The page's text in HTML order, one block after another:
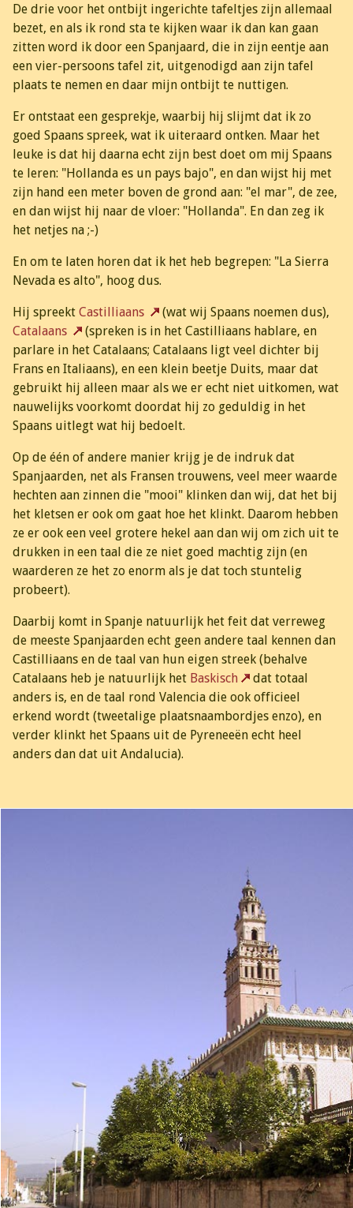
De drie voor het ontbijt ingerichte tafeltjes zijn allemaal
bezet, en als ik rond sta te kijken waar ik dan kan gaan
zitten word ik door een Spanjaard, die in zijn eentje aan
een vier-persoons tafel zit, uitgenodigd aan zijn tafel
plaats te nemen en daar mijn ontbijt te nuttigen.
Er ontstaat een gesprekje, waarbij hij slijmt dat ik zo
goed Spaans spreek, wat ik uiteraard ontken. Maar het
leuke is dat hij daarna echt zijn best doet om mij Spaans
te leren: "Hollanda es un pays bajo", en dan wijst hij met
zijn hand een meter boven de grond aan: "el mar", de zee,
en dan wijst hij naar de vloer: "Hollanda". En dan zeg ik
het netjes na ;-)
En om te laten horen dat ik het heb begrepen: "La Sierra
Nevada es alto", hoog dus.
Hij spreekt Castilliaans
(wat wij Spaans noemen dus),
Catalaans
(spreken is in het Castilliaans hablare, en
parlare in het Catalaans; Catalaans ligt veel dichter bij
Frans en Italiaans), en een klein beetje Duits, maar dat
gebruikt hij alleen maar als we er echt niet uitkomen, wat
nauwelijks voorkomt doordat hij zo geduldig in het
Spaans uitlegt wat hij bedoelt.
Op de één of andere manier krijg je de indruk dat
Spanjaarden, net als Fransen trouwens, veel meer waarde
hechten aan zinnen die "mooi" klinken dan wij, dat het bij
het kletsen er ook om gaat hoe het klinkt. Daarom hebben
ze er ook een veel grotere hekel aan dan wij om zich uit te
drukken in een taal die ze niet goed machtig zijn (en
waarderen ze het zo enorm als je dat toch stuntelig
probeert).
Daarbij komt in Spanje natuurlijk het feit dat verreweg
de meeste Spanjaarden echt geen andere taal kennen dan
Castilliaans en de taal van hun eigen streek (behalve
Catalaans heb je natuurlijk het Baskisch
dat totaal
anders is, en de taal rond Valencia die ook officieel
erkend wordt (tweetalige plaatsnaambordjes enzo), en
verder klinkt het Spaans uit de Pyreneeën echt heel
anders dan dat uit Andalucia).